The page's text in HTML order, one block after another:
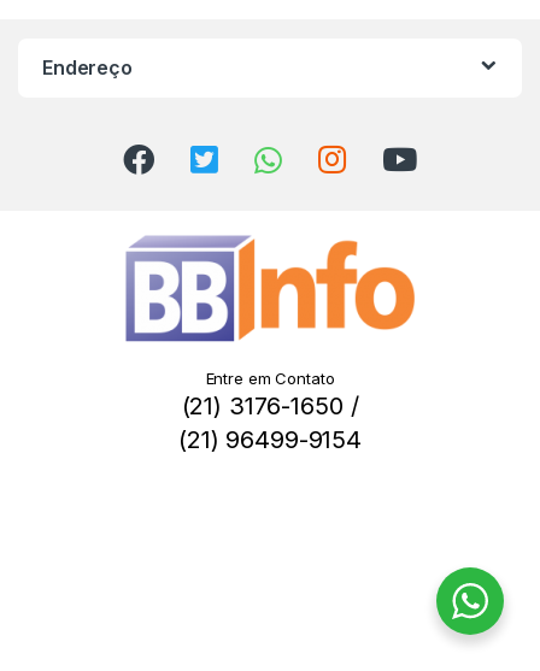
Endereço
Entre em Contato
(21) 3176-1650 /
(21) 96499-9154